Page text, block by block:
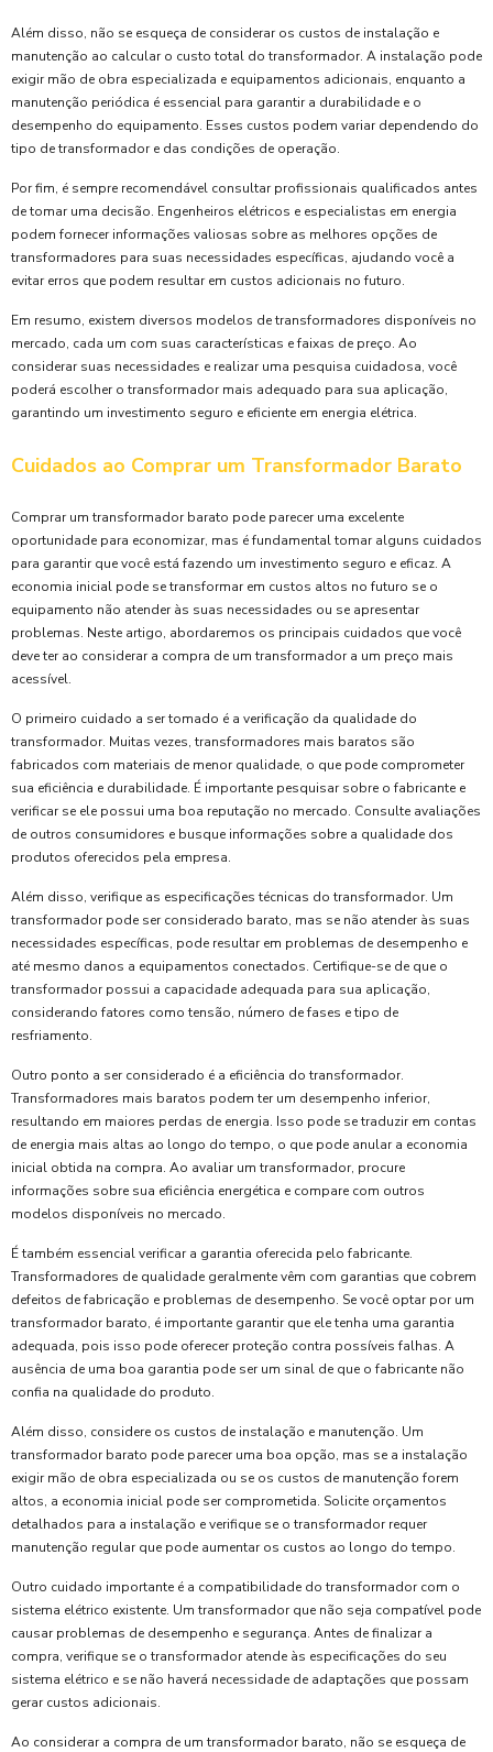
Além disso, não se esqueça de considerar os custos de instalação e
manutenção ao calcular o custo total do transformador. A instalação pode
exigir mão de obra especializada e equipamentos adicionais, enquanto a
manutenção periódica é essencial para garantir a durabilidade e o
desempenho do equipamento. Esses custos podem variar dependendo do
tipo de transformador e das condições de operação.
Por fim, é sempre recomendável consultar profissionais qualificados antes
de tomar uma decisão. Engenheiros elétricos e especialistas em energia
podem fornecer informações valiosas sobre as melhores opções de
transformadores para suas necessidades específicas, ajudando você a
evitar erros que podem resultar em custos adicionais no futuro.
Em resumo, existem diversos modelos de transformadores disponíveis no
mercado, cada um com suas características e faixas de preço. Ao
considerar suas necessidades e realizar uma pesquisa cuidadosa, você
poderá escolher o transformador mais adequado para sua aplicação,
garantindo um investimento seguro e eficiente em energia elétrica.
Cuidados ao Comprar um Transformador Barato
Comprar um transformador barato pode parecer uma excelente
oportunidade para economizar, mas é fundamental tomar alguns cuidados
para garantir que você está fazendo um investimento seguro e eficaz. A
economia inicial pode se transformar em custos altos no futuro se o
equipamento não atender às suas necessidades ou se apresentar
problemas. Neste artigo, abordaremos os principais cuidados que você
deve ter ao considerar a compra de um transformador a um preço mais
acessível.
O primeiro cuidado a ser tomado é a verificação da qualidade do
transformador. Muitas vezes, transformadores mais baratos são
fabricados com materiais de menor qualidade, o que pode comprometer
sua eficiência e durabilidade. É importante pesquisar sobre o fabricante e
verificar se ele possui uma boa reputação no mercado. Consulte avaliações
de outros consumidores e busque informações sobre a qualidade dos
produtos oferecidos pela empresa.
Além disso, verifique as especificações técnicas do transformador. Um
transformador pode ser considerado barato, mas se não atender às suas
necessidades específicas, pode resultar em problemas de desempenho e
até mesmo danos a equipamentos conectados. Certifique-se de que o
transformador possui a capacidade adequada para sua aplicação,
considerando fatores como tensão, número de fases e tipo de
resfriamento.
Outro ponto a ser considerado é a eficiência do transformador.
Transformadores mais baratos podem ter um desempenho inferior,
resultando em maiores perdas de energia. Isso pode se traduzir em contas
de energia mais altas ao longo do tempo, o que pode anular a economia
inicial obtida na compra. Ao avaliar um transformador, procure
informações sobre sua eficiência energética e compare com outros
modelos disponíveis no mercado.
É também essencial verificar a garantia oferecida pelo fabricante.
Transformadores de qualidade geralmente vêm com garantias que cobrem
defeitos de fabricação e problemas de desempenho. Se você optar por um
transformador barato, é importante garantir que ele tenha uma garantia
adequada, pois isso pode oferecer proteção contra possíveis falhas. A
ausência de uma boa garantia pode ser um sinal de que o fabricante não
confia na qualidade do produto.
Além disso, considere os custos de instalação e manutenção. Um
transformador barato pode parecer uma boa opção, mas se a instalação
exigir mão de obra especializada ou se os custos de manutenção forem
altos, a economia inicial pode ser comprometida. Solicite orçamentos
detalhados para a instalação e verifique se o transformador requer
manutenção regular que pode aumentar os custos ao longo do tempo.
Outro cuidado importante é a compatibilidade do transformador com o
sistema elétrico existente. Um transformador que não seja compatível pode
causar problemas de desempenho e segurança. Antes de finalizar a
compra, verifique se o transformador atende às especificações do seu
sistema elétrico e se não haverá necessidade de adaptações que possam
gerar custos adicionais.
Ao considerar a compra de um transformador barato, não se esqueça de